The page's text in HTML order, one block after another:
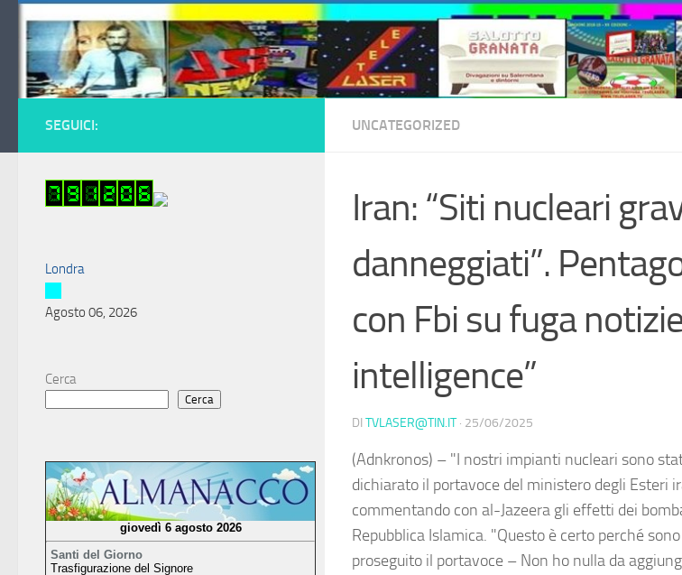
Salta al contenuto
UNCATEGORIZED
Iran: “Siti nucleari
danneggiati”.
con Fbi su fuga
intelligence”
DI TVLASER@TIN.IT · 25/06/2025
(Adnkronos) – "I nostri impianti nucleari sono
dichiarato il portavoce del ministero degli Esteri
commentando con al-Jazeera gli effetti dei
Repubblica Islamica. "Questo è certo perché
proseguito il portavoce – Non ho nulla da
SEGUICI:
Londra
Agosto 06, 2026
Cerca
Cerca